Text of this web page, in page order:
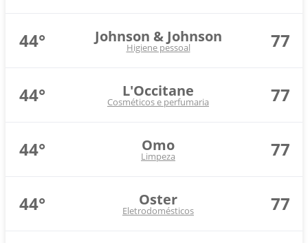
44° Johnson & Johnson
Higiene pessoal 77
44° L'Occitane
Cosméticos e perfumaria 77
44° Omo
Limpeza 77
44° Oster
Eletrodomésticos 77